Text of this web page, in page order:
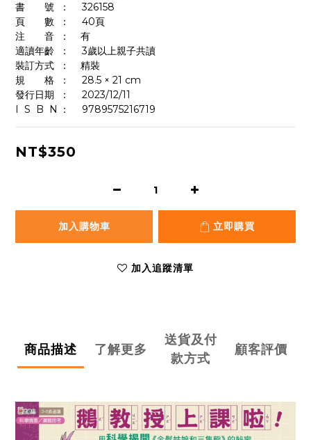
書　　號	：	326158
頁　　數	：	40頁
注　　音	：    有
適讀年齡	：	3歲以上親子共讀
裝訂方式	：    精裝
規　　格	：	28.5 × 21 cm
發行日期	：	2023/12/11
I  S  B  N	：  	9789575216719
NT$350
加入購物車 立即購買
加入追蹤清單
商品描述 了解更多
送貨及付
款方式
顧客評價